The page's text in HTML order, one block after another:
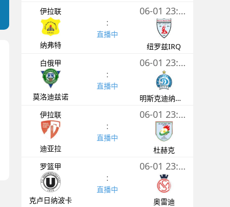
伊拉联
纳弗特
:
直播中
06-01 23:00
纽罗兹IRQ
白俄甲
莫洛迪兹诺
:
直播中
06-01 23:00
明斯克迪纳摩后备队
伊拉联
迪亚拉
:
直播中
06-01 23:00
杜赫克
罗篮甲
克卢日纳波卡
:
直播中
06-01 23:00
奥雷迪